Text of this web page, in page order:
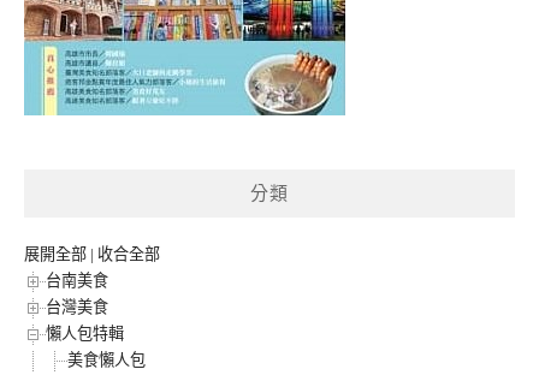
分類
展開全部 | 收合全部
台南美食
台灣美食
懶人包特輯
美食懶人包